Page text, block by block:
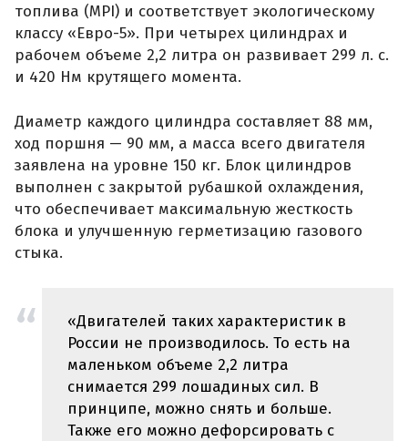
топлива (MPI) и соответствует экологическому
классу «Евро-5». При четырех цилиндрах и
рабочем объеме 2,2 литра он развивает 299 л. с.
и 420 Нм крутящего момента.
Диаметр каждого цилиндра составляет 88 мм,
ход поршня — 90 мм, а масса всего двигателя
заявлена на уровне 150 кг. Блок цилиндров
выполнен с закрытой рубашкой охлаждения,
что обеспечивает максимальную жесткость
блока и улучшенную герметизацию газового
стыка.
«Двигателей таких характеристик в
России не производилось. То есть на
маленьком объеме 2,2 литра
снимается 299 лошадиных сил. В
принципе, можно снять и больше.
Также его можно дефорсировать с